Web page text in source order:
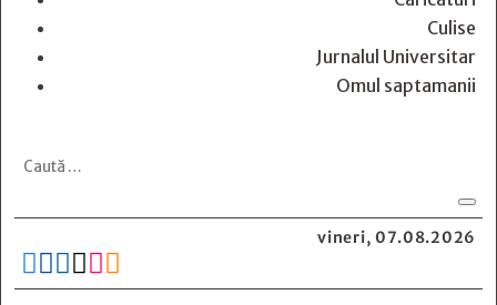
Culise
Jurnalul Universitar
Omul saptamanii
vineri, 07.08.2026
     